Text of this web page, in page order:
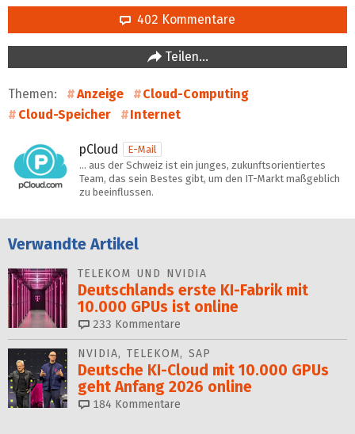
402 Kommentare
Teilen…
Themen: Anzeige
Cloud-Computing
Cloud-Speicher
Internet
pCloud
E-Mail
… aus der Schweiz ist ein junges, zukunftsorientiertes
Team, das sein Bestes gibt, um den IT-Markt maßgeblich
zu beeinflussen.
Verwandte Artikel
TELEKOM UND NVIDIA
Deutschlands erste KI-Fabrik mit
10.000 GPUs ist online
233 Kommentare
NVIDIA, TELEKOM, SAP
Deutsche KI-Cloud mit 10.000 GPUs
geht Anfang 2026 online
184 Kommentare